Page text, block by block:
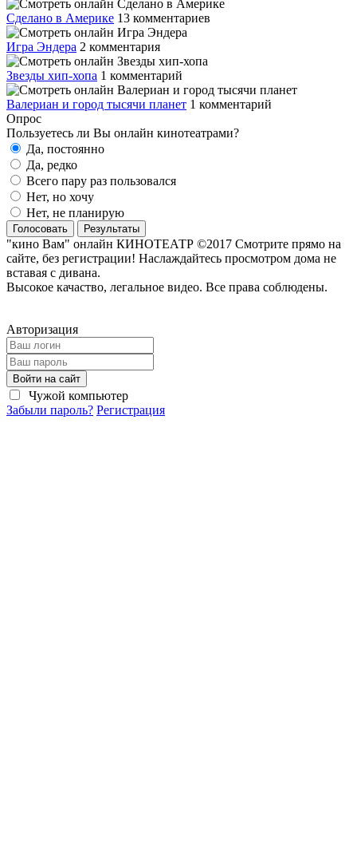
Сделано в Америке 13 комментариев
Игра Эндера 2 комментария
Звезды хип-хопа 1 комментарий
Валериан и город тысячи планет 1 комментарий
Опрос
Пользуетесь ли Вы онлайн кинотеатрами?
Да, постоянно
Да, редко
Всего пару раз пользовался
Нет, но хочу
Нет, не планирую
Голосовать Результаты
"кино Вам" онлайн КИНОТЕАТР ©2017 Смотрите прямо на
сайте, без регистрации! Наслаждайтесь просмотром дома не
вставая с дивана.
Высокое качаство, легальное видео. Все права соблюдены.
Авторизация
Войти на сайт
Чужой компьютер
Забыли пароль? Регистрация